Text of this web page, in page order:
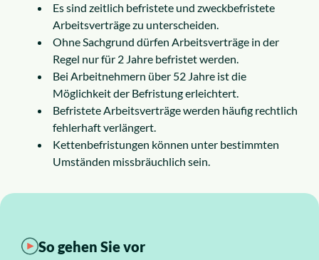
Service
So funktioniert es
Kosten
Standorte
Es sind zeitlich befristete und zweckbefristete
Arbeitsverträge zu unterscheiden.
Ohne Sachgrund dürfen Arbeitsverträge in der
Regel nur für 2 Jahre befristet werden.
Bei Arbeitnehmern über 52 Jahre ist die
Möglichkeit der Befristung erleichtert.
Befristete Arbeitsverträge werden häufig rechtlich
fehlerhaft verlängert.
Kettenbefristungen können unter bestimmten
Umständen missbräuchlich sein.
So gehen Sie vor